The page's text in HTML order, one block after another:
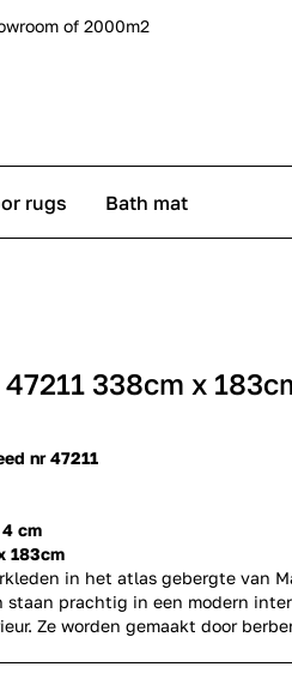
of 2000m2
rugs Bath mat
338cm x
nr 47211
cm
183cm
in het atlas gebergte van
staan prachtig in een modern
Ze worden gemaakt door